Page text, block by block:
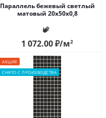
Параллель бежевый светлый
матовый 20x50x0,8
1 072.00₽/м2
АКЦИЯ
СНЯТО С ПРОИЗВОДСТВА